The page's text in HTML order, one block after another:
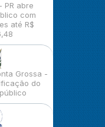
PR abre
com
até R$
Grossa -
do